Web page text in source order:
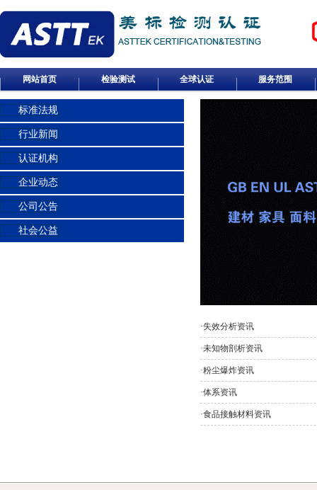
网站首页 检验测试 全球认证 服务范围
标准法规
行业新闻
认证机构
企业动态
公司公告
社会公益
·失效分析资讯
·未知物剖析资讯
·粉尘爆炸资讯
·体系资讯
·食品接触材料资讯